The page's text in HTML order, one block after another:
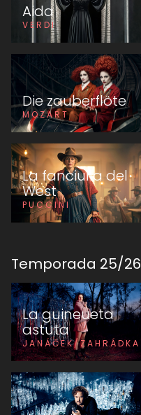
Aida
VERDI
Die zauberflöte
MOZART
La fanciulla del
West
PUCCINI
Temporada 25/26
La guineueta
astuta
JANÁČEK/ZAHRÁDKA